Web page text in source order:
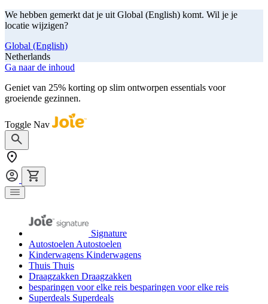
We hebben gemerkt dat je uit Global (English) komt. Wil je je
locatie wijzigen?
Global (English)
Netherlands
Ga naar de inhoud
Geniet van 25% korting op slim ontworpen essentials voor
groeiende gezinnen.
Toggle Nav
Signature
Autostoelen Autostoelen
Kinderwagens Kinderwagens
Thuis Thuis
Draagzakken Draagzakken
besparingen voor elke reis besparingen voor elke reis
Superdeals Superdeals